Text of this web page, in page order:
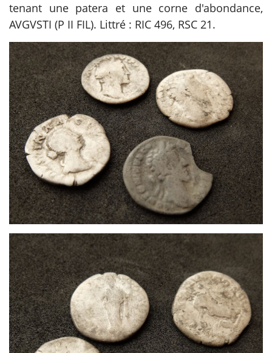
tenant une patera et une corne d'abondance,
AVGVSTI (P II FIL). Littré : RIC 496, RSC 21.